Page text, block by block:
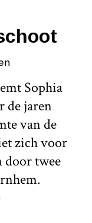
Sophia
de jaren
van de
zich voor
door twee